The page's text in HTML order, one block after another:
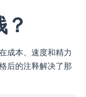
成本、速度和精力
后的注释解决了那